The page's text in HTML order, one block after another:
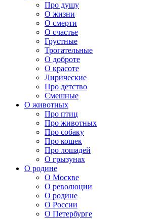
Про душу
О жизни
О смерти
О счастье
Грустные
Трогательные
О доброте
О красоте
Лирические
Про детство
Смешные
О животных
Про птиц
Про животных
Про собаку
Про кошек
Про лошадей
О грызунах
О родине
О Москве
О революции
О родине
О России
О Петербурге